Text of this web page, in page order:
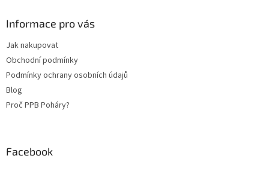
Informace pro vás
Jak nakupovat
Obchodní podmínky
Podmínky ochrany osobních údajů
Blog
Proč PPB Poháry?
Facebook